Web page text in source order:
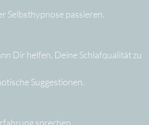
Selbsthypnose passieren.
Dir helfen, Deine Schlafqualität zu
Suggestionen.
sprechen.